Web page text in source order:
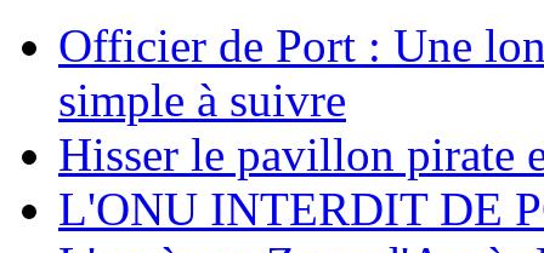
Officier de Port : Une
simple à suivre
Hisser le pavillon pirate
L'ONU INTERDIT DE